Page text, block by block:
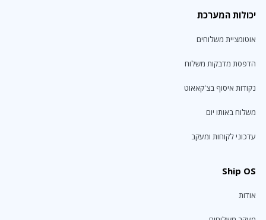
יכולות המערכת
אוטומציית משלוחים
הדפסת מדבקות משלוח
נקודות איסוף בצ'קאאוט
משלוח באותו יום
עדכוני לקוחות ומעקב
Ship OS
אודות